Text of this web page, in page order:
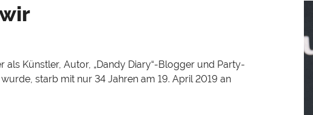
als Künstler, Autor, „Dandy Diary“-Blogger und Party-
starb mit nur 34 Jahren am 19. April 2019 an